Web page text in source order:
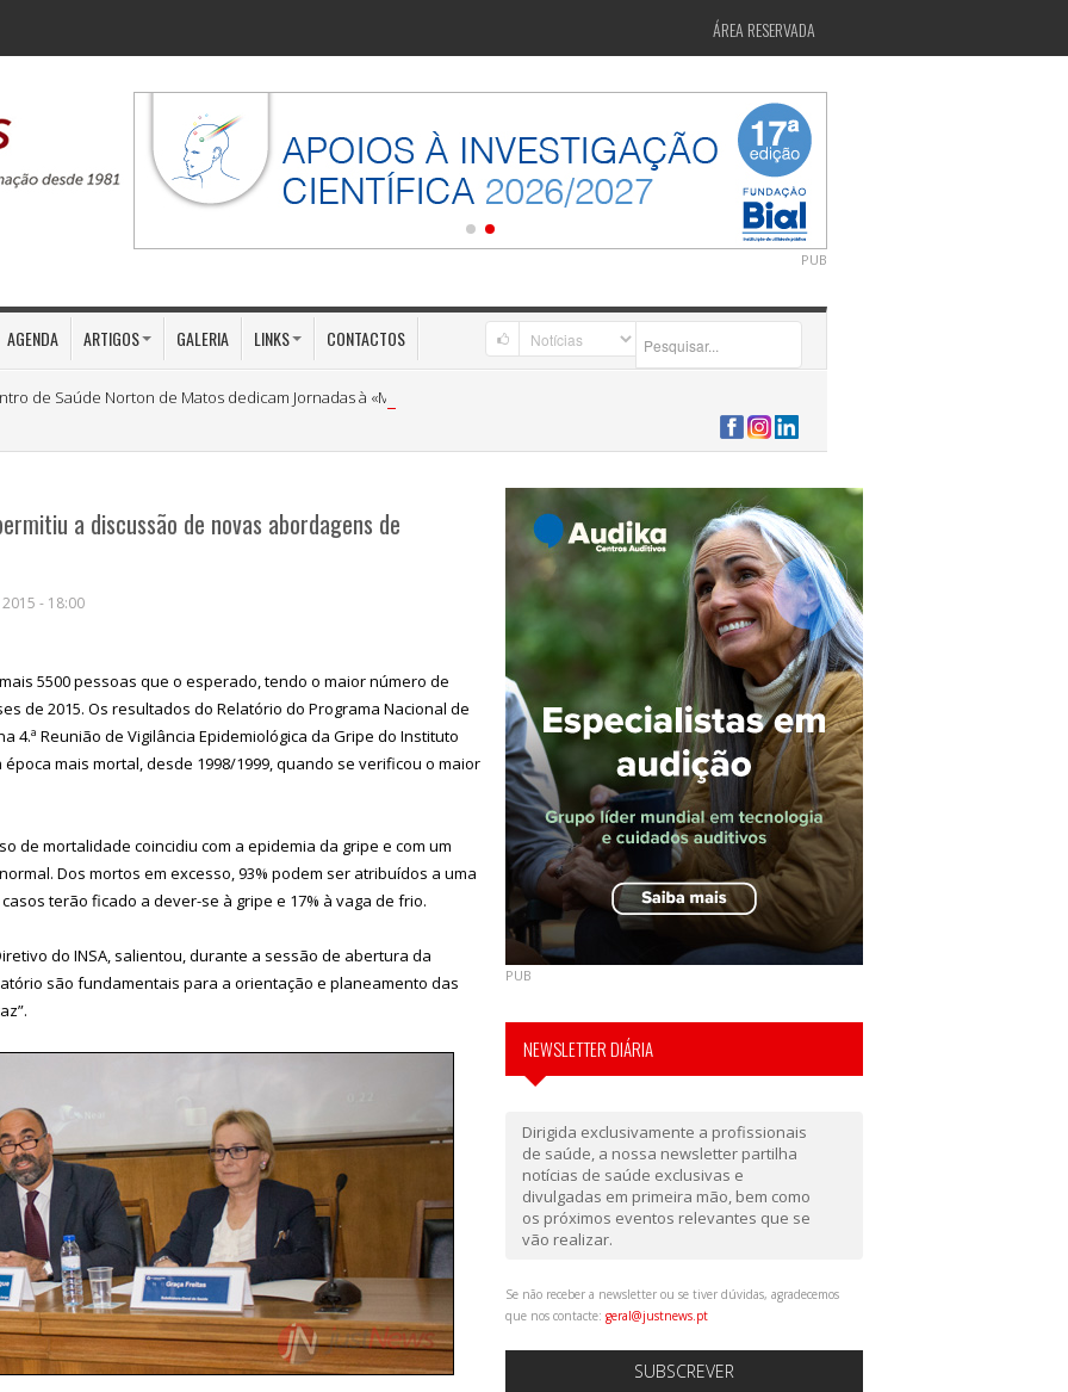
ÁREA RESERVADA
PUB
AGENDA ARTIGOS GALERIA LINKS CONTACTOS
de Saúde Norton de Matos dedicam Jornadas à «Medicina Preventiva»
a discussão de novas abordagens de
- 18:00
5500 pessoas que o esperado, tendo o maior número de
de 2015. Os resultados do Relatório do Programa Nacional de
4.ª Reunião de Vigilância Epidemiológica da Gripe do Instituto
época mais mortal, desde 1998/1999, quando se verificou o maior
de mortalidade coincidiu com a epidemia da gripe e com um
Dos mortos em excesso, 93% podem ser atribuídos a uma
terão ficado a dever-se à gripe e 17% à vaga de frio.
do INSA, salientou, durante a sessão de abertura da
são fundamentais para a orientação e planeamento das
PUB
NEWSLETTER DIÁRIA
Dirigida exclusivamente a profissionais
de saúde, a nossa newsletter partilha
notícias de saúde exclusivas e
divulgadas em primeira mão, bem como
os próximos eventos relevantes que se
vão realizar.
Se não receber a newsletter ou se tiver dúvidas, agradecemos
que nos contacte: geral@justnews.pt
SUBSCREVER